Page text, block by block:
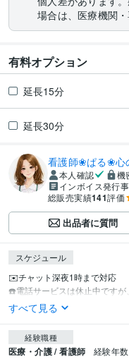
場合は、医療機関
有料オプション
延長15分
延長30分
看護師❀ぱる❀心
本人確認
機
インボイス発行
総販売実績141評価
出品者に質問
スケジュール
✉️チャット深夜1時まで対応
☎️電話サービスは休止中ですが
すべて見る
経験職種
医療・介護 / 看護師 経験年